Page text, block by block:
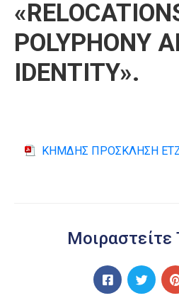
POLYPHONY
IDENTITY».
ΚΗΜΔΗΣ ΠΡΟΣΚΛΗΣΗ
Μοιραστείτε